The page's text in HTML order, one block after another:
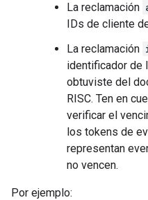
La reclamación
IDs de cliente
La reclamación
identificador de
obtuviste del
RISC. Ten en
verificar el
los tokens de
representan
no vencen.
Por ejemplo: